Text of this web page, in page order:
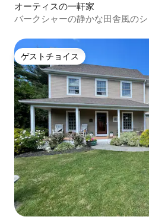
オーティスの一軒家
バークシャーの静かな田舎風の
ゲストチョイス
ゲストチョイス